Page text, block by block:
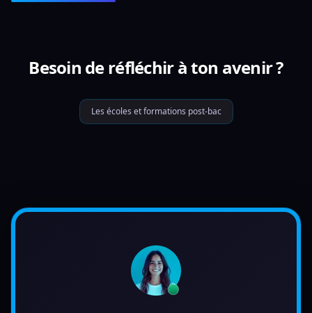
Besoin de réfléchir à ton avenir ?
Les écoles et formations post-bac